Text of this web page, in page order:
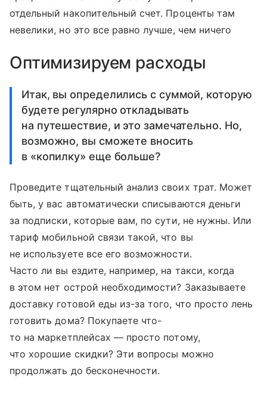
отдельный накопительный счет. Проценты там
невелики, но это все равно лучше, чем ничего
Оптимизируем расходы
Итак, вы определились с суммой, которую
будете регулярно откладывать
на путешествие, и это замечательно. Но,
возможно, вы сможете вносить
в «копилку» еще больше?
Проведите тщательный анализ своих трат. Может
быть, у вас автоматически списываются деньги
за подписки, которые вам, по сути, не нужны. Или
тариф мобильной связи такой, что вы
не используете все его возможности.
Часто ли вы ездите, например, на такси, когда
в этом нет острой необходимости? Заказываете
доставку готовой еды из-за того, что просто лень
готовить дома? Покупаете что-
то на маркетплейсах — просто потому,
что хорошие скидки? Эти вопросы можно
продолжать до бесконечности.